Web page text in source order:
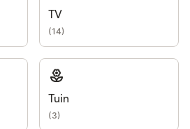
TV
(14)
Tuin
(3)